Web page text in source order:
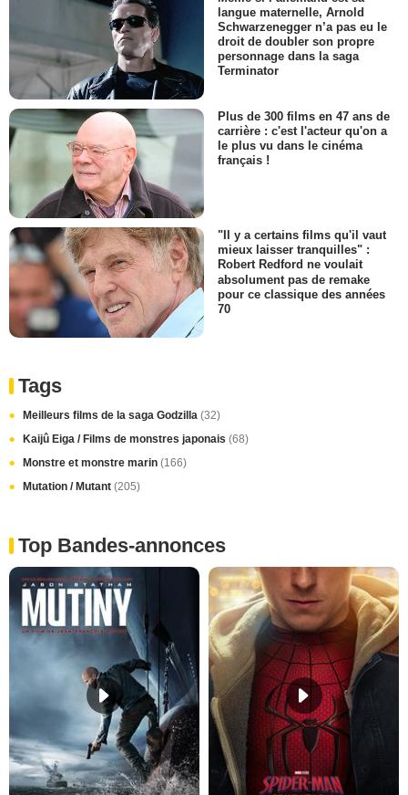
langue maternelle, Arnold
Schwarzenegger n’a pas eu le
droit de doubler son propre
personnage dans la saga
Terminator
Plus de 300 films en 47 ans de
carrière : c'est l'acteur qu'on a
le plus vu dans le cinéma
français !
"Il y a certains films qu'il vaut
mieux laisser tranquilles" :
Robert Redford ne voulait
absolument pas de remake
pour ce classique des années
70
Tags
Meilleurs films de la saga Godzilla (32)
Kaijû Eiga / Films de monstres japonais (68)
Monstre et monstre marin (166)
Mutation / Mutant (205)
Top Bandes-annonces